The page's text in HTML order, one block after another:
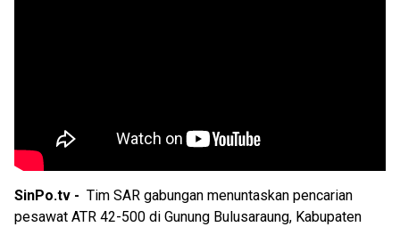
SinPo.tv - Tim SAR gabungan menuntaskan pencarian
pesawat ATR 42-500 di Gunung Bulusaraung, Kabupaten